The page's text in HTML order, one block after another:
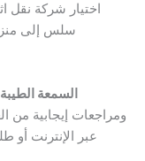
اختيار شركة نقل
سلس إلى
السمعة
ومراجعات إيجابية من
عبر الإنترنت أو